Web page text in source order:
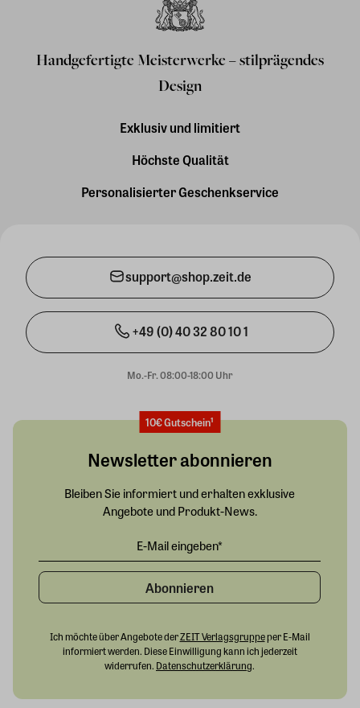
Handgefertigte Meisterwerke – stilprägendes
Design
Exklusiv und limitiert
Höchste Qualität
Personalisierter Geschenkservice
support@shop.zeit.de
+49 (0) 40 32 80 10 1
Mo.-Fr. 08:00-18:00 Uhr
10€ Gutschein¹
Newsletter abonnieren
Bleiben Sie informiert und erhalten exklusive
Angebote und Produkt-News.
Abonnieren
Ich möchte über Angebote derZEIT Verlagsgruppeper E-Mail
informiert werden. Diese Einwilligung kann ich jederzeit
widerrufen. Datenschutzerklärung.